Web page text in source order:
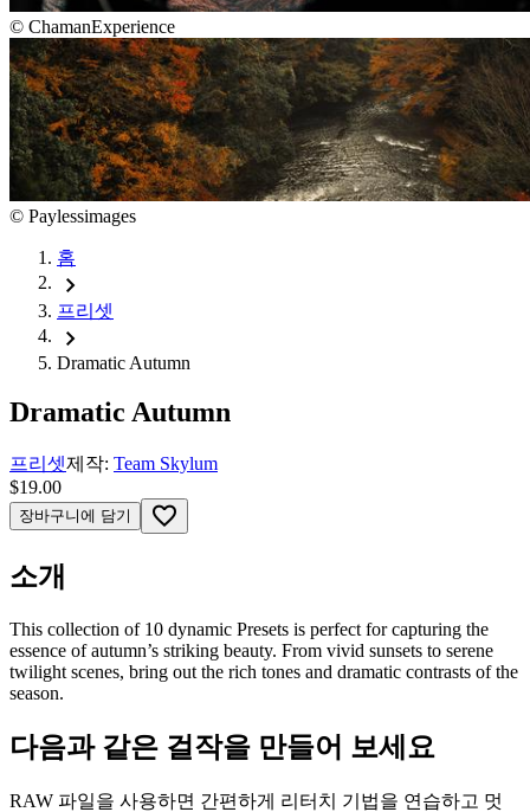
© ChamanExperience
© Paylessimages
홈
chevron_right
프리셋
chevron_right
Dramatic Autumn
Dramatic Autumn
프리셋제작: Team Skylum
$19.00
장바구니에 담기 favorite_border
소개
This collection of 10 dynamic Presets is perfect for capturing the
essence of autumn’s striking beauty. From vivid sunsets to serene
twilight scenes, bring out the rich tones and dramatic contrasts of the
season.
다음과 같은 걸작을 만들어 보세요
RAW 파일을 사용하면 간편하게 리터치 기법을 연습하고 멋